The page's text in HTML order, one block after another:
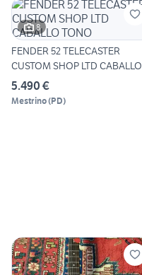
8
FENDER 52 TELECASTER
CUSTOM SHOP LTD CABALLO
TONO
5.490 €
Mestrino(PD)